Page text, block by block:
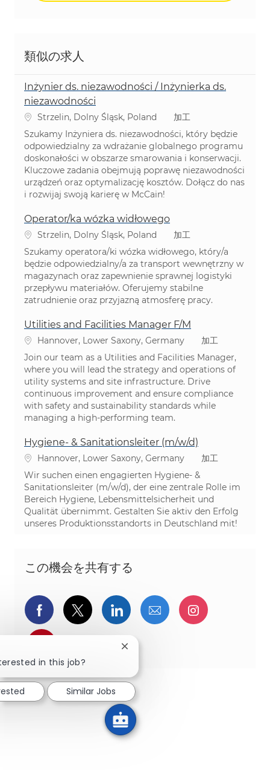
類似の求人
Inżynier ds. niezawodności / Inżynierka ds.
niezawodności
場所Strzelin, Dolny Śląsk, Poland カテゴリ
加工
Szukamy Inżyniera ds. niezawodności, który będzie
odpowiedzialny za wdrażanie globalnego programu
doskonałości w obszarze smarowania i konserwacji.
Kluczowe zadania obejmują poprawę niezawodności
urządzeń oraz optymalizację kosztów. Dołącz do nas
i rozwijaj swoją karierę w McCain!
Operator/ka wózka widłowego
場所Strzelin, Dolny Śląsk, Poland カテゴリ
加工
Szukamy operatora/ki wózka widłowego, który/a
będzie odpowiedzialny/a za transport wewnętrzny w
magazynach oraz zapewnienie sprawnej logistyki
przepływu materiałów. Oferujemy stabilne
zatrudnienie oraz przyjazną atmosferę pracy.
Utilities and Facilities Manager F/M
場所Hannover, Lower Saxony, Germany カテゴリ
加工
Join our team as a Utilities and Facilities Manager,
where you will lead the strategy and operations of
utility systems and site infrastructure. Drive
continuous improvement and ensure compliance
with safety and sustainability standards while
managing a high-performing team.
Hygiene‑ & Sanitationsleiter (m/w/d)
場所Hannover, Lower Saxony, Germany カテゴリ
加工
Wir suchen einen engagierten Hygiene- &
Sanitationsleiter (m/w/d), der eine zentrale Rolle im
Bereich Hygiene, Lebensmittelsicherheit und
Qualität übernimmt. Gestalten Sie aktiv den Erfolg
unseres Produktionsstandorts in Deutschland mit!
この機会を共有する
Facebookでシェア
ツイッターで共有
LinkedInで共有
メールで共有Instagram
pinterestでシェア
in this job?
Close chatbot notification
Similar Jobs